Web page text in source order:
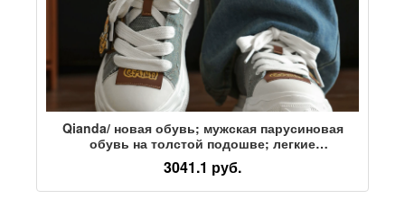
Qianda/ новая обувь; мужская парусиновая
обувь на толстой подошве; легкие
повседневные кроссовки на мягкой подошве;
спортивная универсальная обувь с большим
носком
3041.1 руб.